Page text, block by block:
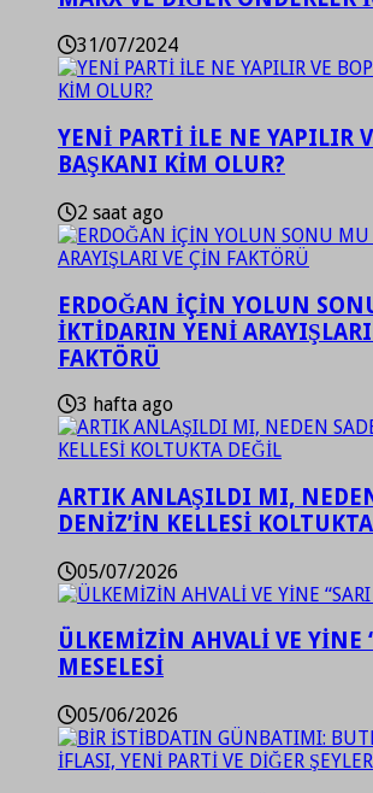
31/07/2024
YENİ PARTİ İLE NE YAPILIR
BAŞKANI KİM OLUR?
2 saat ago
ERDOĞAN İÇİN YOLUN
İKTİDARIN YENİ
FAKTÖRÜ
3 hafta ago
ARTIK ANLAŞILDI MI,
DENİZ’İN KELLESİ
05/07/2026
ÜLKEMİZİN AHVALİ VE YİNE
MESELESİ
05/06/2026